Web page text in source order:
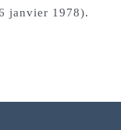
janvier 1978).